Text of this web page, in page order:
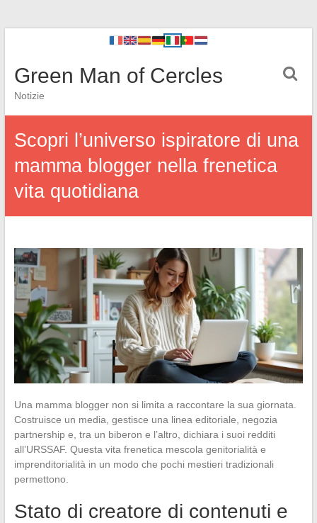
Green Man of Cercles
Notizie
Scopri l’universo ispiratore di una
mamma blogger nella frenetica
vita quotidiana
Una mamma blogger non si limita a raccontare la sua giornata.
Costruisce un media, gestisce una linea editoriale, negozia
partnership e, tra un biberon e l’altro, dichiara i suoi redditi
all’URSSAF. Questa vita frenetica mescola genitorialità e
imprenditorialità in un modo che pochi mestieri tradizionali
permettono.
Stato di creatore di contenuti e